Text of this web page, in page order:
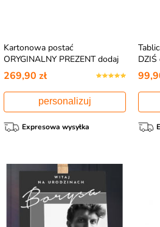
Kartonowa postać
ORYGINALNY PREZENT dodaj
swoje zdjęcie
269,90 zł
personalizuj
Expresowa wysyłka
DZIŚ
gody